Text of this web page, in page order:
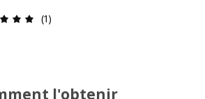
Avis: 5 sur 5 étoiles Nombre total
(1)
l'obtenir